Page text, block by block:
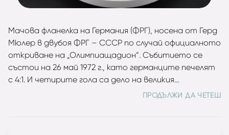
Мачова фланелка на Германия (ФРГ), носена от Герд
Мюлер в двубоя ФРГ – СССР по случай официалното
откриване на „Олимпиащадион“. Събитието се
състои на 26 май 1972 г., като германците печелят
с 4:1. И четирите гола са дело на великия
нападател. Фланелката е с личните автографи на
ПРОДЪЛЖИ ДА ЧЕТЕШ